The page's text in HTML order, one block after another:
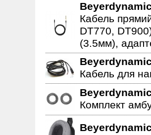
Кабель
DT770,
(3.5мм),
Кабель для
Комплект